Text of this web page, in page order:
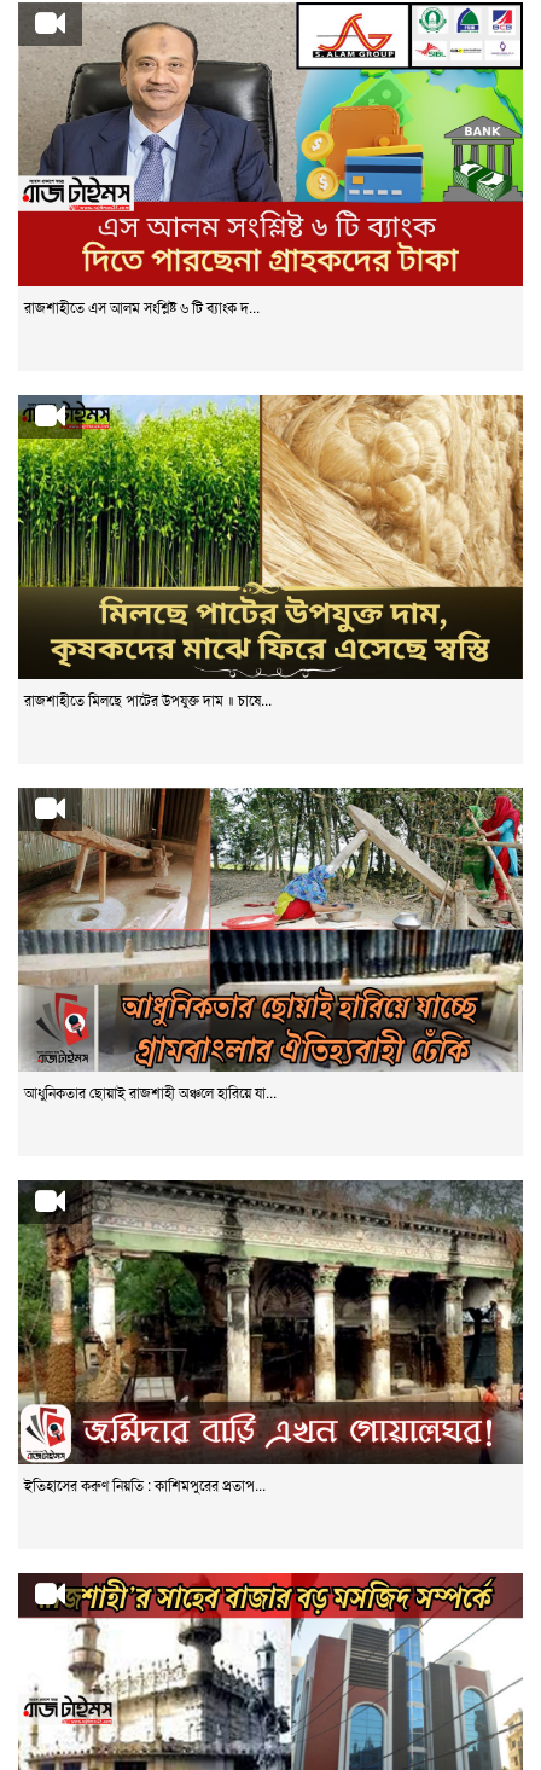
রাজশাহীতে এস আলম সংশ্লিষ্ট ৬ টি ব্যাংক দ...
রাজশাহীতে মিলছে পাটের উপযুক্ত দাম ॥ চাষে...
আধুনিকতার ছোয়াই রাজশাহী অঞ্চলে হারিয়ে যা...
ইতিহাসের করুণ নিয়তি : কাশিমপুরের প্রতাপ...